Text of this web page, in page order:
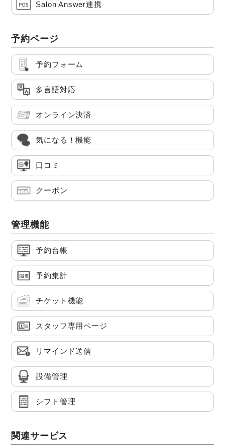
Salon Answer連携
予約ページ
予約フォーム
多言語対応
オンライン決済
気になる！機能
口コミ
クーポン
管理機能
予約台帳
予約集計
チケット機能
スタッフ専用ページ
リマインド送信
設備管理
シフト管理
関連サービス